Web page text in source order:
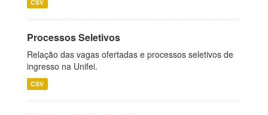
CSV
Processos Seletivos
Relação das vagas ofertadas e processos seletivos de
ingresso na Unifei.
CSV